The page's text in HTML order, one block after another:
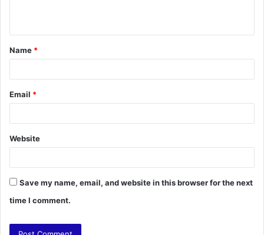
t
*
Name *
Email *
Website
Save my name, email, and website in this browser for the next
time I comment.